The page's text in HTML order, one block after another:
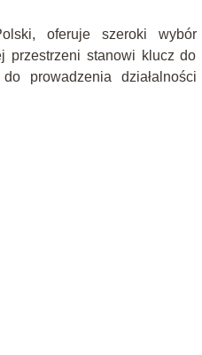
oferuje szeroki wybór
przestrzeni stanowi klucz do
prowadzenia działalności